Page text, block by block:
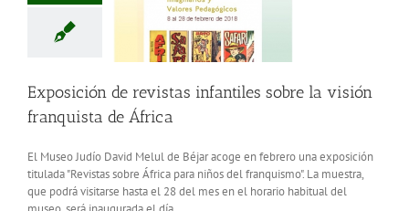
Exposición de revistas infantiles sobre la visión
franquista de África
El Museo Judío David Melul de Béjar acoge en febrero una exposición
titulada "Revistas sobre África para niños del franquismo". La muestra,
que podrá visitarse hasta el 28 del mes en el horario habitual del